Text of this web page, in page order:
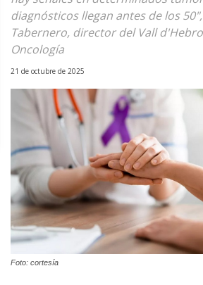
diagnósticos llegan antes de los
Tabernero, director del Vall
Oncología
21 de octubre de 2025
Foto: cortesía